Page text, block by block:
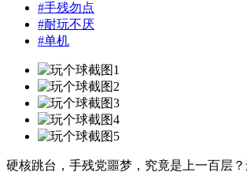
#手残勿点
#耐玩不厌
#单机
硬核跳台，手残党噩梦，究竟是上一百层